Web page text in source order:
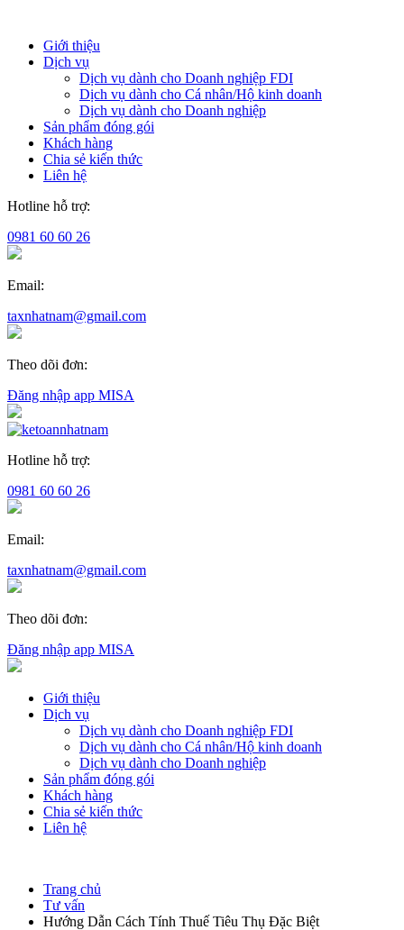
Giới thiệu
Dịch vụ
Dịch vụ dành cho Doanh nghiệp FDI
Dịch vụ dành cho Cá nhân/Hộ kinh doanh
Dịch vụ dành cho Doanh nghiệp
Sản phẩm đóng gói
Khách hàng
Chia sẻ kiến thức
Liên hệ
Hotline hỗ trợ:
0981 60 60 26
Email:
taxnhatnam@gmail.com
Theo dõi đơn:
Đăng nhập app MISA
Hotline hỗ trợ:
0981 60 60 26
Email:
taxnhatnam@gmail.com
Theo dõi đơn:
Đăng nhập app MISA
Giới thiệu
Dịch vụ
Dịch vụ dành cho Doanh nghiệp FDI
Dịch vụ dành cho Cá nhân/Hộ kinh doanh
Dịch vụ dành cho Doanh nghiệp
Sản phẩm đóng gói
Khách hàng
Chia sẻ kiến thức
Liên hệ
Trang chủ
Tư vấn
Hướng Dẫn Cách Tính Thuế Tiêu Thụ Đặc Biệt